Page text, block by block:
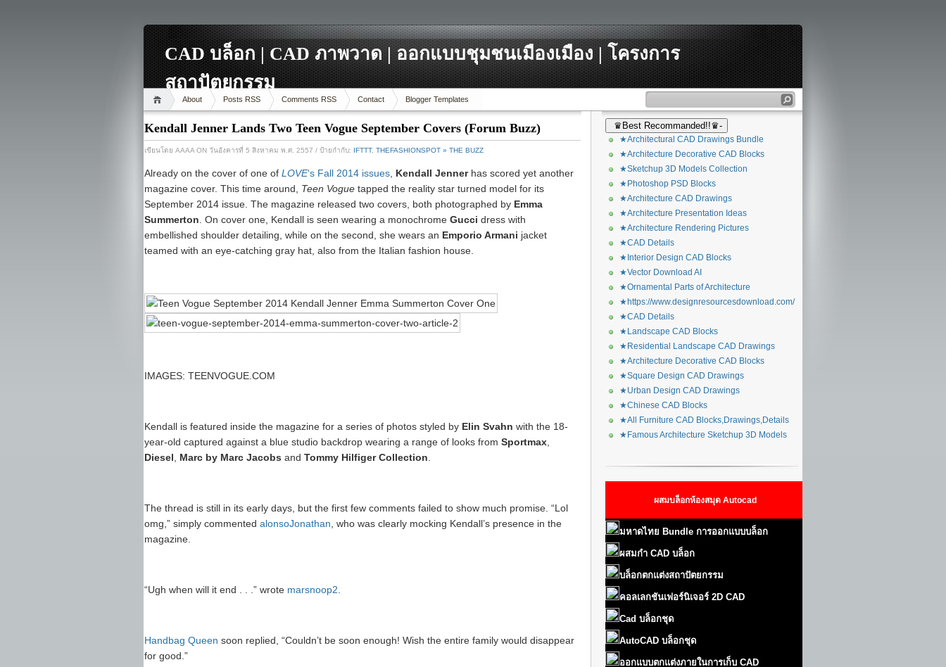
CAD บล็อก | CAD ภาพวาด | ออกแบบชุมชนเมืองเมือง | โครงการ
สถาปัตยกรรม
About Posts RSS Comments RSS Contact Blogger Templates
Kendall Jenner Lands Two Teen Vogue September Covers (Forum Buzz)
เขียนโดย AAAA ON วันอังคารที่ 5 สิงหาคม พ.ศ. 2557 / ป้ายกำกับ: IFTTT, THEFASHIONSPOT » THE BUZZ
Already on the cover of one of LOVE‘s Fall 2014 issues Kendall Jennerhas scored yet another
magazine cover. This time around, Teen Vogue tapped the reality star turned model for its
September 2014 issue. The magazine released two covers, both photographed by Emma
Summerton . On cover one, Kendall is seen wearing a monochrome Gucci dress with
embellished shoulder detailing, while on the second, she wears an Emporio Armani jacket
teamed with an eye-catching gray hat, also from the Italian fashion house.
IMAGES: TEENVOGUE.COM
Kendall is featured inside the magazine for a series of photos styled by Elin Svahn with the 18-
year-old captured against a blue studio backdrop wearing a range of looks from Sportmax
Diesel
Marc by Marc Jacobs and Tommy Hilfiger Collection
The thread is still in its early days, but the first few comments failed to show much promise. “Lol
omg,” simply commented alonsoJonathan , who was clearly mocking Kendall’s presence in the
magazine.
“Ugh when will it end . . .” wrote marsnoop2
Handbag Queen soon replied, “Couldn’t be soon enough! Wish the entire family would disappear
for good.”
♛Best Recommanded!!♛-
★Architectural CAD Drawings Bundle
★Architecture Decorative CAD Blocks
★Sketchup 3D Models Collection
★Photoshop PSD Blocks
★Architecture CAD Drawings
★Architecture Presentation Ideas
★Architecture Rendering Pictures
★CAD Details
★Interior Design CAD Blocks
★Vector Download AI
★Ornamental Parts of Architecture
★https://www.designresourcesdownload.com/
★CAD Details
★Landscape CAD Blocks
★Residential Landscape CAD Drawings
★Architecture Decorative CAD Blocks
★Square Design CAD Drawings
★Urban Design CAD Drawings
★Chinese CAD Blocks
★All Furniture CAD Blocks,Drawings,Details
★Famous Architecture Sketchup 3D Models
ผสมบล็อกห้องสมุด Autocad
มหาดไทย Bundle การออกแบบบล็อก
ผสมกำ CAD บล็อก
บล็อกตกแต่งสถาปัตยกรรม
คอลเลกชันเฟอร์นิเจอร์ 2D CAD
Cad บล็อกชุด
AutoCAD บล็อกชุด
ออกแบบตกแต่งภายในการเก็บ CAD